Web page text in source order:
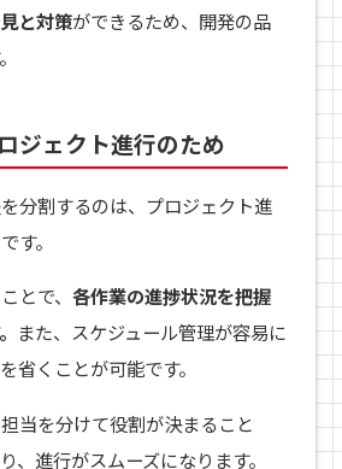
と対策ができるため、開発の品
ジェクト進行のため
分割するのは、プロジェクト進
す。
とで、 各作業の進捗状況を把握
また、スケジュール管理が容易に
省くことが可能です。
当を分けて役割が決まること
、進行がスムーズになります。